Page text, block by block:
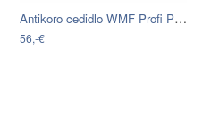
Antikoro cedidlo WMF Profi Plus, ⌀ 20 cm
56,-€